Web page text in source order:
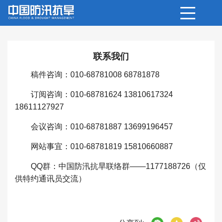
联系我们
稿件咨询：010-68781008 68781878
订阅咨询：010-68781624 13810617324
18611127927
会议咨询：010-68781887 13699196457
网站事宜：010-68781819 15810660887
QQ群：中国防汛抗旱联络群——1177188726（仅
供特约通讯员交流）